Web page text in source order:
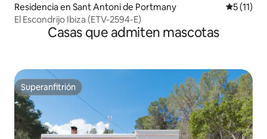
Residencia en Sant Antoni de Portmany
5 (11)
El Escondrijo Ibiza (ETV-2594-E)
Casas que admiten mascotas
Superanfitrión
Superanfitrión